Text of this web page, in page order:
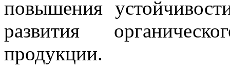
повышения
развития
продукции.